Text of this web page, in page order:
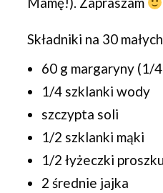
Składniki na 30
60 g margaryny (1/
1/4 szklanki wody
szczypta soli
1/2 szklanki mąki
1/2 łyżeczki
2 średnie jajka